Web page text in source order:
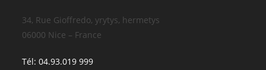
34, Rue Gioffredo, yrytys, hermetys
06000 Nice – France
Tél: 04.93.019 999